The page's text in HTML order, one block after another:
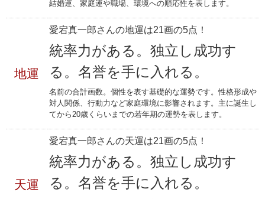
結婚運、家庭運や職場、環境への順応性を表します。
地運
愛宕真一郎さんの地運は21画の5点！
統率力がある。独立し成功す
る。名誉を手に入れる。
名前の合計画数。個性を表す基礎的な運勢です。性格形成や
対人関係、行動力など家庭環境に影響されます。主に誕生し
てから20歳くらいまでの若年期の運勢を表します。
天運
愛宕真一郎さんの天運は21画の5点！
統率力がある。独立し成功す
る。名誉を手に入れる。